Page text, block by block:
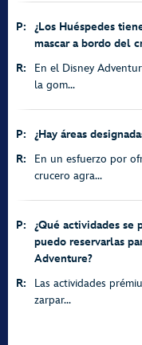
P:
¿Los Huéspedes
mascar a bordo del
R:
En el Disney
la gom...
P:
¿Hay áreas
R:
En un esfuerzo por
crucero agra...
P:
¿Qué actividades se
puedo reservarlas
Adventure?
R:
Las actividades
zarpar...